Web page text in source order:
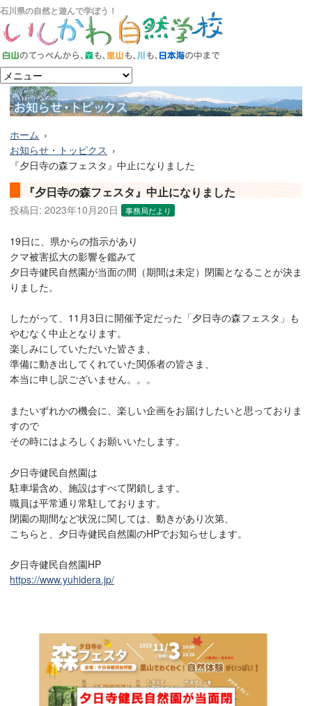
石川県の自然と遊んで学ぼう！
ホーム
お知らせ・トッピクス
『夕日寺の森フェスタ』中止になりました
『夕日寺の森フェスタ』中止になりました
投稿日: 2023年10月20日 事務局だより
19日に、県からの指示があり
クマ被害拡大の影響を鑑みて
夕日寺健民自然園が当面の間（期間は未定）閉園となることが決ま
りました。
したがって、11月3日に開催予定だった「夕日寺の森フェスタ」も
やむなく中止となります。
楽しみにしていただいた皆さま、
準備に動き出してくれていた関係者の皆さま、
本当に申し訳ございません。。。
またいずれかの機会に、楽しい企画をお届けしたいと思っておりま
すので
その時にはよろしくお願いいたします。
夕日寺健民自然園は
駐車場含め、施設はすべて閉鎖します。
職員は平常通り常駐しております。
閉園の期間など状況に関しては、動きがあり次第、
こちらと、夕日寺健民自然園のHPでお知らせします。
夕日寺健民自然園HP
https://www.yuhidera.jp/